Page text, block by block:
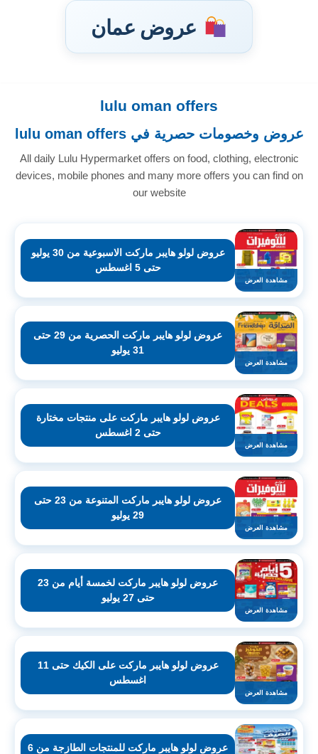
عروض عمان
إلى
lulu oman offers
عروض وخصومات حصرية في lulu oman offers
All daily Lulu Hypermarket offers on food, clothing, electronic
devices, mobile phones and many more offers you can find on
our website
مشاهدة العرض
عروض لولو هايبر ماركت الاسبوعية من 30 يوليو
حتى 5 اغسطس
مشاهدة العرض
عروض لولو هايبر ماركت الحصرية من 29 حتى
31 يوليو
مشاهدة العرض
عروض لولو هايبر ماركت على منتجات مختارة
حتى 2 اغسطس
مشاهدة العرض
عروض لولو هايبر ماركت المتنوعة من 23 حتى
29 يوليو
مشاهدة العرض
عروض لولو هايبر ماركت لخمسة أيام من 23
حتى 27 يوليو
مشاهدة العرض
عروض لولو هايبر ماركت على الكيك حتى 11
اغسطس
عروض لولو هايبر ماركت للمنتجات الطازجة من 6